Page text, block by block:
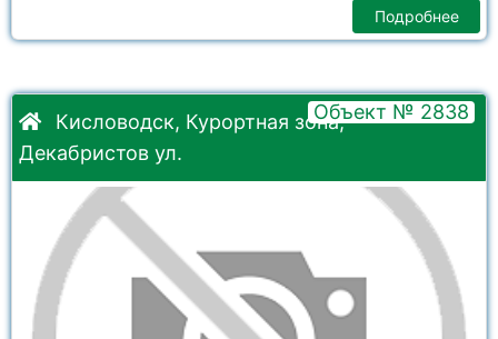
Подробнее
Кисловодск, Курортная зона,
Декабристов ул.
Объект № 2838